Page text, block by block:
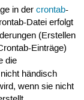
in der crontab-
Datei erfolgt
(Erstellen
Einträge)
die
händisch
wenn sie nicht